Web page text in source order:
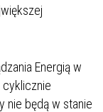
Energią w
cyklicznie
nie będą w stanie